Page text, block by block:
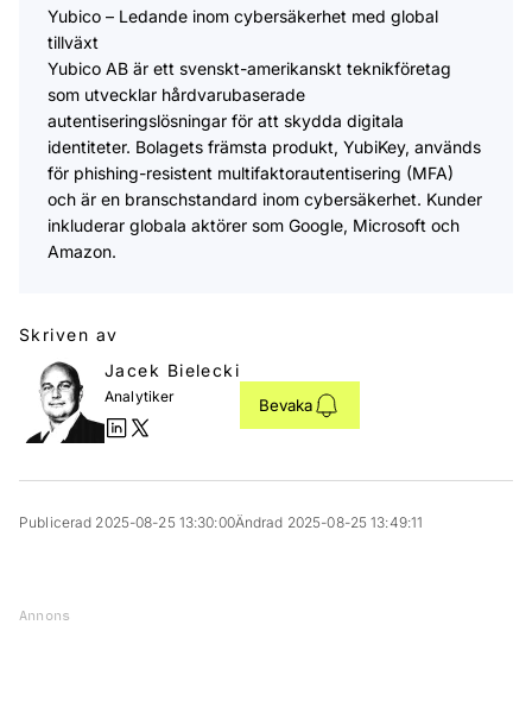
Yubico – Ledande inom cybersäkerhet med global
tillväxt
Yubico AB är ett svenskt-amerikanskt teknikföretag
som utvecklar hårdvarubaserade
autentiseringslösningar för att skydda digitala
identiteter. Bolagets främsta produkt, YubiKey, används
för phishing-resistent multifaktorautentisering (MFA)
och är en branschstandard inom cybersäkerhet. Kunder
inkluderar globala aktörer som Google, Microsoft och
Amazon.
Skriven av
Jacek Bielecki
Analytiker Bevaka
Publicerad 2025-08-25 13:30:00Ändrad 2025-08-25 13:49:11
Annons